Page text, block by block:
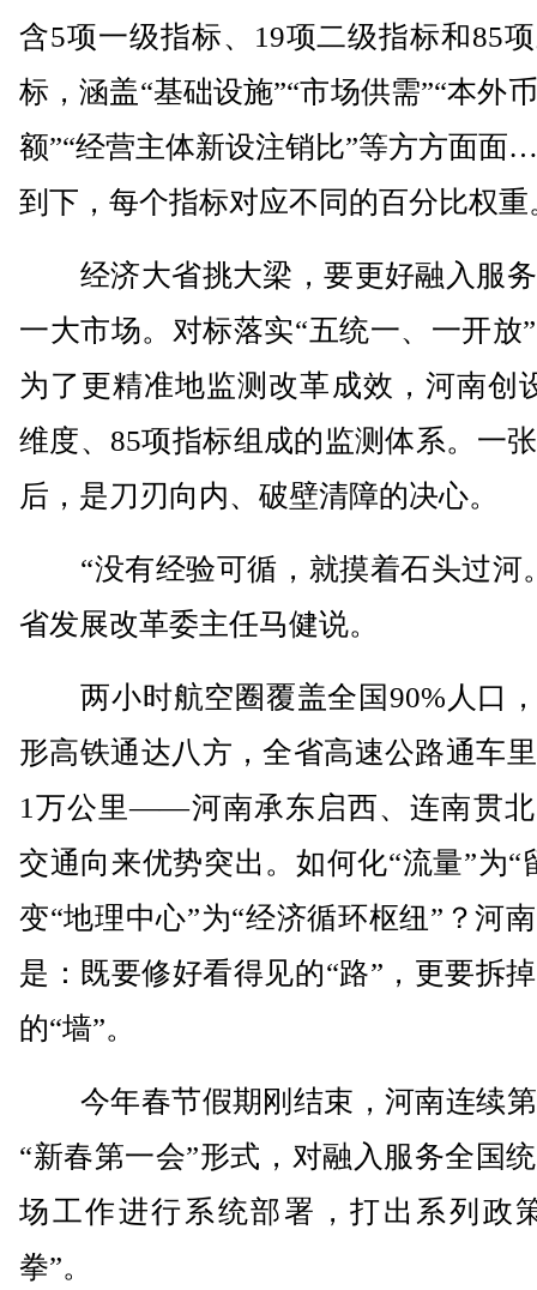
含5项一级指标、19项二级指标和85
标，涵盖“基础设施”“市场供需”“本外
额”“经营主体新设注销比”等方方面
到下，每个指标对应不同的百分比权重
经济大省挑大梁，要更好融入服
一大市场。对标落实“五统一、一开放
为了更精准地监测改革成效，河南创
维度、85项指标组成的监测体系。一
后，是刀刃向内、破壁清障的决心。
“没有经验可循，就摸着石头过河
省发展改革委主任马健说。
两小时航空圈覆盖全国90%人口，
形高铁通达八方，全省高速公路通车
1万公里——河南承东启西、连南贯
交通向来优势突出。如何化“流量”为“
变“地理中心”为“经济循环枢纽”？河
是：既要修好看得见的“路”，更要拆
的“墙”。
今年春节假期刚结束，河南连续
“新春第一会”形式，对融入服务全国
场工作进行系统部署，打出系列政
拳”。